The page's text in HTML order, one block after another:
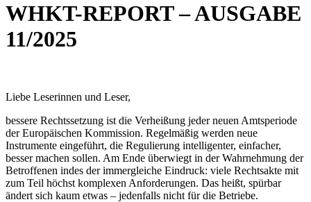
WHKT-REPORT – AUSGABE
11/2025
Liebe Leserinnen und Leser,
bessere Rechtssetzung ist die Verheißung jeder neuen Amtsperiode
der Europäischen Kommission. Regelmäßig werden neue
Instrumente eingeführt, die Regulierung intelligenter, einfacher,
besser machen sollen. Am Ende überwiegt in der Wahrnehmung der
Betroffenen indes der immergleiche Eindruck: viele Rechtsakte mit
zum Teil höchst komplexen Anforderungen. Das heißt, spürbar
ändert sich kaum etwas – jedenfalls nicht für die Betriebe.